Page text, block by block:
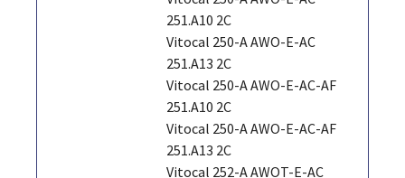
251.A10 2C
Vitocal 250-A AWO-E-AC
251.A13 2C
Vitocal 250-A AWO-E-AC-AF
251.A10 2C
Vitocal 250-A AWO-E-AC-AF
251.A13 2C
Vitocal 252-A AWOT-E-AC